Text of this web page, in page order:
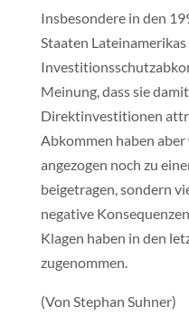
Insbesondere in den
Staaten
Meinung, dass sie
Direktinvestitionen
Abkommen haben
angezogen noch zu
beigetragen, sondern
negative
Klagen haben in den
zugenommen.
(Von Stephan Suhner)